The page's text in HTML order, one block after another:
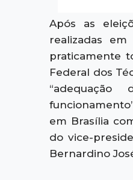
Após as
realizadas
praticamente
Federal dos
em Brasília
do vice-
Bernardino